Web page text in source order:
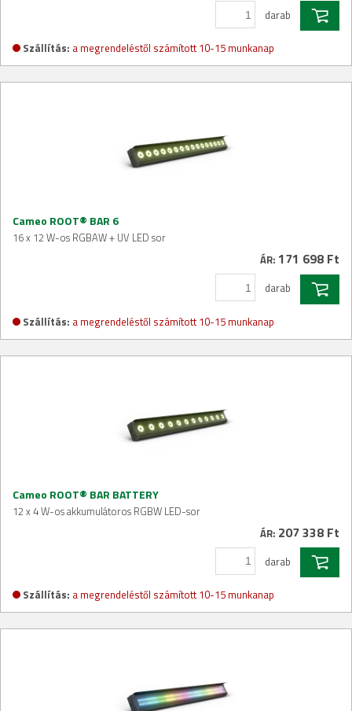
darab
Szállítás: a megrendeléstől számított 10-15 munkanap
Cameo ROOT® BAR 6
16 x 12 W-os RGBAW + UV LED sor
ÁR: 171 698 Ft
darab
Szállítás: a megrendeléstől számított 10-15 munkanap
Cameo ROOT® BAR BATTERY
12 x 4 W-os akkumulátoros RGBW LED-sor
ÁR: 207 338 Ft
darab
Szállítás: a megrendeléstől számított 10-15 munkanap